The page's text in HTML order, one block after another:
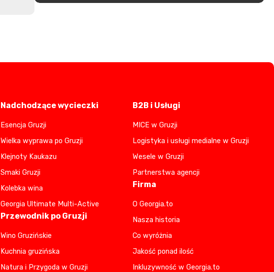
Nadchodzące wycieczki
Esencja Gruzji
Wielka wyprawa po Gruzji
Klejnoty Kaukazu
Smaki Gruzji
Kolebka wina
Georgia Ultimate Multi-Active
Przewodnik po Gruzji
Wino Gruzińskie
Kuchnia gruzińska
Natura i Przygoda w Gruzji
B2B i Usługi
MICE w Gruzji
Logistyka i usługi medialne w Gruzji
Wesele w Gruzji
Partnerstwa agencji
Firma
O Georgia.to
Nasza historia
Co wyróżnia
Jakość ponad ilość
Inkluzywność w Georgia.to